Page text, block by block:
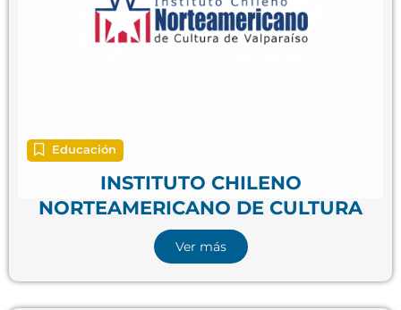
Educación
INSTITUTO CHILENO
NORTEAMERICANO DE CULTURA
Ver más